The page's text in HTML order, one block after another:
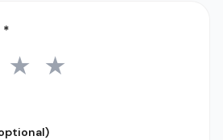
*
4 Sterne
★ 5 Sterne
★